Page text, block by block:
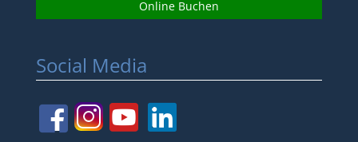
Online Buchen
Social Media